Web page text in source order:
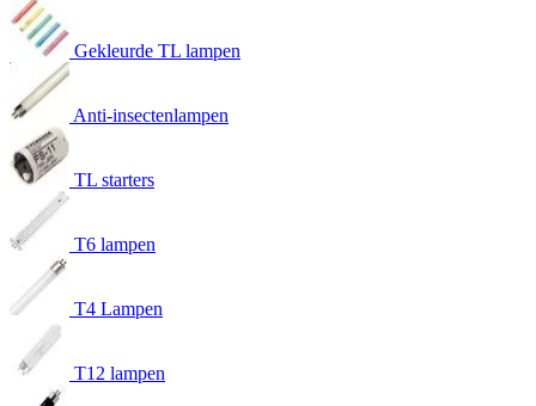
Gekleurde TL lampen
Anti-insectenlampen
TL starters
T6 lampen
T4 Lampen
T12 lampen